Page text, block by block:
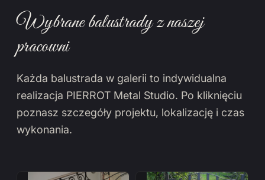
Wybrane balustrady z naszej
pracowni
Każda balustrada w galerii to indywidualna
realizacja PIERROT Metal Studio. Po kliknięciu
poznasz szczegóły projektu, lokalizację i czas
wykonania.